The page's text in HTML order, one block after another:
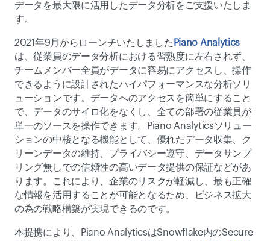
データを最大限に活用したデータ分析をご支援いたしま
す。
2021年9月からローンチいたしました Piano Analytics
は、従業員のデータ分析における習熟度に左右されず、
チームメンバー全員がデータに容易にアクセスし、操作
できるように設計されたハイパフォーマンスな分析ソリ
ューションです。データへのアクセスを簡単にすること
で、データのサイロ化をなくし、全ての部署の従業員が
単一のソースを操作できます。Piano Analyticsソリュー
ションの中核となる機能として、優れたデータ収集、ク
リーンデータの維持、プライバシー遵守、データサンプ
リング無しでの信頼性の高いデータ提供の保証などがあ
ります。これにより、企業のリスクが軽減し、最も正確
な情報を活用することが可能となるため、ビジネス拡大
の為の戦略構築が実現できるのです。
本提携により、Piano AnalyticsはSnowflake内のSecure